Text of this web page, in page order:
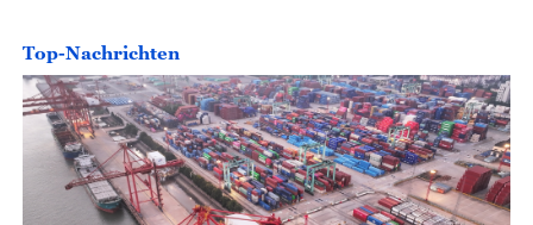
Top-Nachrichten